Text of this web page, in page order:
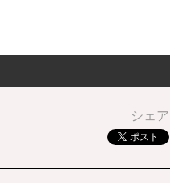
シェ
ポスト